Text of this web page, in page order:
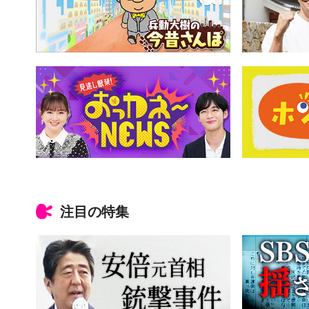
注目の特集